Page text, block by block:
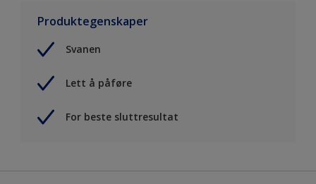
Produktegenskaper
Svanen
Lett å påføre
For beste sluttresultat